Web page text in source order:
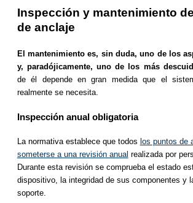
Inspección y mantenimiento
de anclaje
El mantenimiento es, sin duda, uno de los
y, paradójicamente, uno de los más
de él depende en gran medida que el
realmente se necesita.
Inspección anual obligatoria
La normativa establece que todos los puntos de
someterse a una revisión anual realizada por
Durante esta revisión se comprueba el estado
dispositivo, la integridad de sus componentes y
soporte.